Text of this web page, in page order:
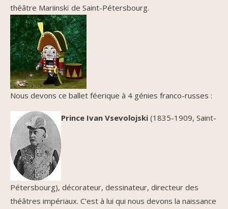
théâtre Mariinskï de Saint-Pétersbourg.
Nous devons ce ballet féerique à 4 génies franco-russes :
Prince Ivan Vsevolojski (1835-1909, Saint-
Pétersbourg), décorateur, dessinateur, directeur des
théâtres impériaux. C’est à lui qui nous devons la naissance